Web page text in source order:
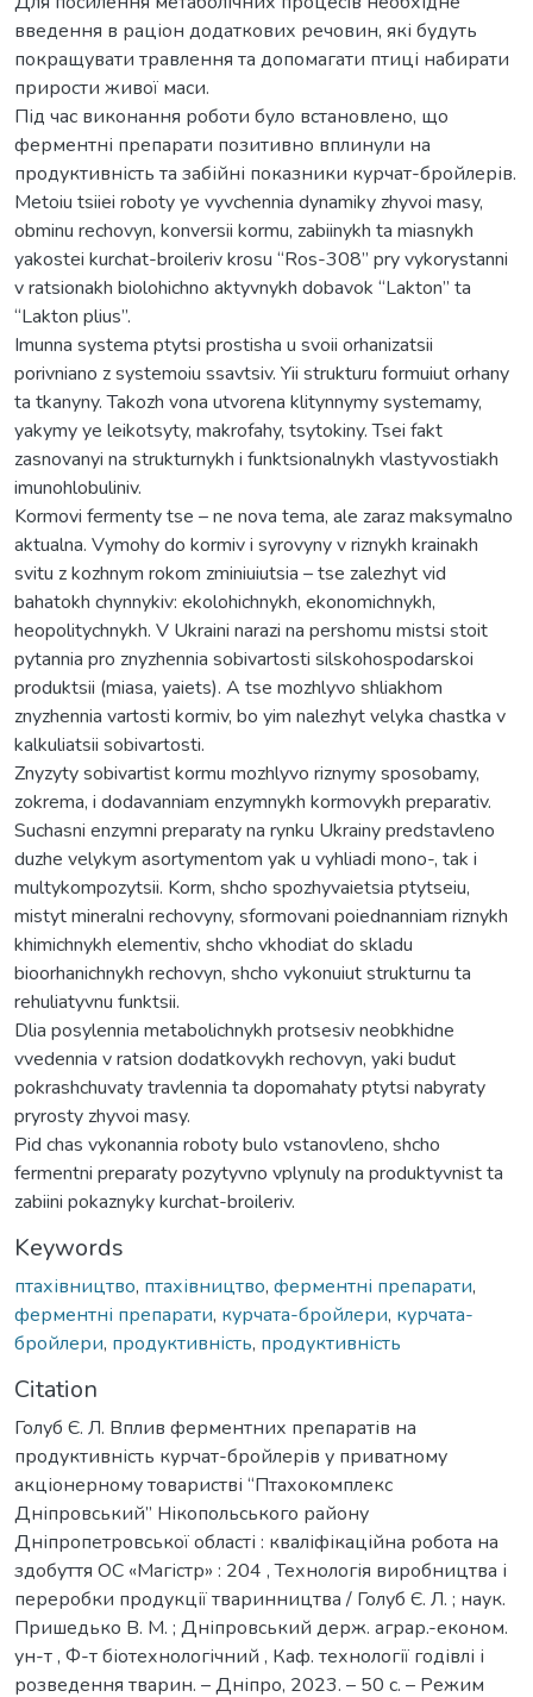
введення в раціон додаткових речовин, які будуть
покращувати травлення та допомагати птиці набирати
прирости живої маси.
Під час виконання роботи було встановлено, що
ферментні препарати позитивно вплинули на
продуктивність та забійні показники курчат-бройлерів.
Metoiu tsiiei roboty ye vyvchennia dynamiky zhyvoi masy,
obminu rechovyn, konversii kormu, zabiinykh ta miasnykh
yakostei kurchat-broileriv krosu “Ros-308” pry vykorystanni
v ratsionakh biolohichno aktyvnykh dobavok “Lakton” ta
“Lakton plius”.
Imunna systema ptytsi prostisha u svoii orhanizatsii
porivniano z systemoiu ssavtsiv. Yii strukturu formuiut orhany
ta tkanyny. Takozh vona utvorena klitynnymy systemamy,
yakymy ye leikotsyty, makrofahy, tsytokiny. Tsei fakt
zasnovanyi na strukturnykh i funktsionalnykh vlastyvostiakh
imunohlobuliniv.
Kormovi fermenty tse – ne nova tema, ale zaraz maksymalno
aktualna. Vymohy do kormiv i syrovyny v riznykh krainakh
svitu z kozhnym rokom zminiuiutsia – tse zalezhyt vid
bahatokh chynnykiv: ekolohichnykh, ekonomichnykh,
heopolitychnykh. V Ukraini narazi na pershomu mistsi stoit
pytannia pro znyzhennia sobivartosti silskohospodarskoi
produktsii (miasa, yaiets). A tse mozhlyvo shliakhom
znyzhennia vartosti kormiv, bo yim nalezhyt velyka chastka v
kalkuliatsii sobivartosti.
Znyzyty sobivartist kormu mozhlyvo riznymy sposobamy,
zokrema, i dodavanniam enzymnykh kormovykh preparativ.
Suchasni enzymni preparaty na rynku Ukrainy predstavleno
duzhe velykym asortymentom yak u vyhliadi mono-, tak i
multykompozytsii. Korm, shcho spozhyvaietsia ptytseiu,
mistyt mineralni rechovyny, sformovani poiednanniam riznykh
khimichnykh elementiv, shcho vkhodiat do skladu
bioorhanichnykh rechovyn, shcho vykonuiut strukturnu ta
rehuliatyvnu funktsii.
Dlia posylennia metabolichnykh protsesiv neobkhidne
vvedennia v ratsion dodatkovykh rechovyn, yaki budut
pokrashchuvaty travlennia ta dopomahaty ptytsi nabyraty
pryrosty zhyvoi masy.
Pid chas vykonannia roboty bulo vstanovleno, shcho
fermentni preparaty pozytyvno vplynuly na produktyvnist ta
zabiini pokaznyky kurchat-broileriv.
Keywords
птахівництво, птахівництво, ферментні препарати,
ферментні препарати, курчата-бройлери, курчата-
бройлери, продуктивність, продуктивність
Citation
Голуб Є. Л. Вплив ферментних препаратів на
продуктивність курчат-бройлерів у приватному
акціонерному товаристві “Птахокомплекс
Дніпровський” Нікопольського району
Дніпропетровської області : кваліфікаційна робота на
здобуття ОС «Магістр» : 204 , Технологія виробництва і
переробки продукції тваринництва / Голуб Є. Л. ; наук.
Пришедько В. М. ; Дніпровський держ. аграр.-економ.
ун-т , Ф-т біотехнологічний , Каф. технології годівлі і
розведення тварин. – Дніпро, 2023. – 50 с. – Режим